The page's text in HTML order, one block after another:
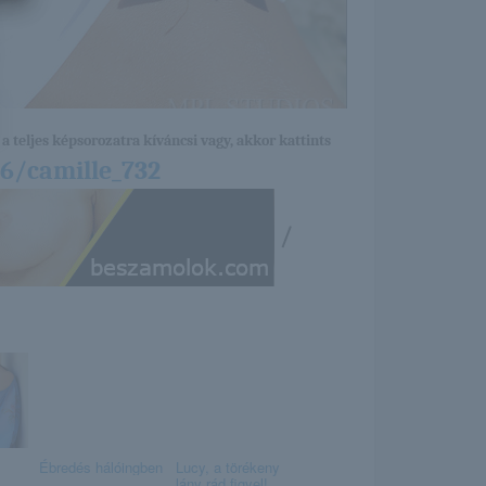
teljes képsorozatra kíváncsi vagy, akkor kattints
camille_732
Ébredés hálóingben Lucy, a törékeny